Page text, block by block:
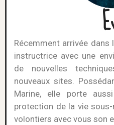
Récemment arrivée dans
instructrice avec une
de nouvelles
nouveaux sites.
Marine, elle porte
protection de la vie
volontiers avec vous son